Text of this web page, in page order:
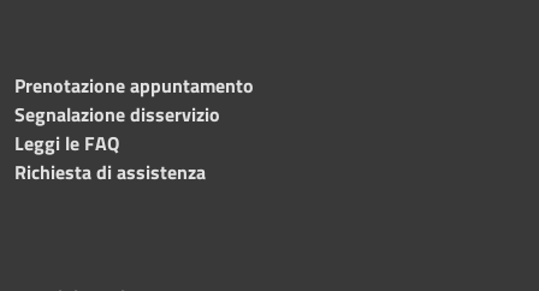
Prenotazione appuntamento
Segnalazione disservizio
Leggi le FAQ
Richiesta di assistenza